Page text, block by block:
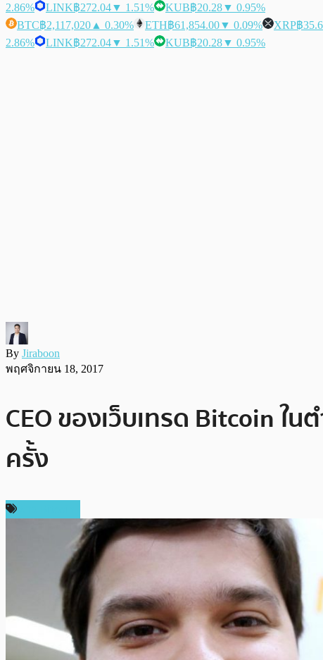
2.86%
LINK฿272.04▼ 1.51% KUB฿20.28▼ 0.95%
BTC฿2,117,020 ▲ 0.30% ETH฿61,854.00▼ 0.09% XRP฿
2.86%
LINK฿272.04▼ 1.51% KUB฿20.28▼ 0.95%
By Jiraboon
พฤศจิกายน 18, 2017
CEO ของเว็บเทรด Bitcoin ใ
ครั้ง